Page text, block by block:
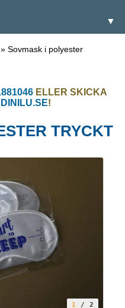
▼
» Sovmask i polyester
ELLER SKICKA
!
TRYCKT
1 / 2